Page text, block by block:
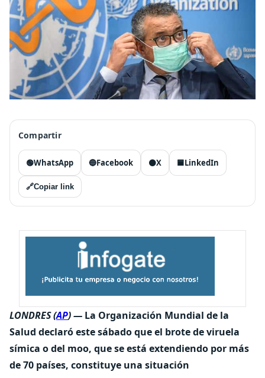
Compartir
🟢WhatsApp 🔵Facebook ⚫X 🟦LinkedIn
🔗Copiar link
LONDRES (AP) — La Organización Mundial de la
Salud declaró este sábado que el brote de viruela
símica o del moo, que se está extendiendo por más
de 70 países, constituye una situación